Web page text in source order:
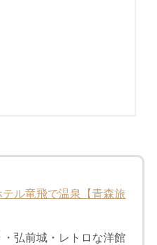
ル竜飛で温泉【青森旅
弘前城・レトロな洋館